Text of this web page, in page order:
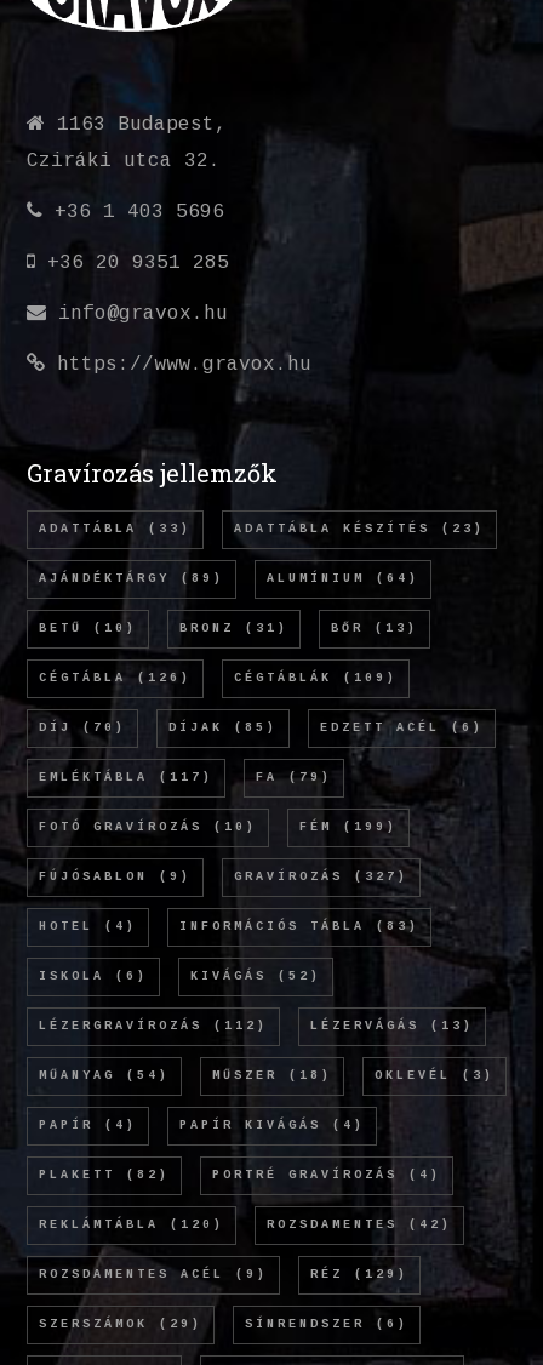
1163 Budapest,
Cziráki utca 32.
+36 1 403 5696
+36 20 9351 285
info@gravox.hu
https://www.gravox.hu
Gravírozás jellemzők
ADATTÁBLA (33) ADATTÁBLA KÉSZÍTÉS (23)
AJÁNDÉKTÁRGY (89) ALUMÍNIUM (64)
BETŰ (10) BRONZ (31) BŐR (13)
CÉGTÁBLA (126) CÉGTÁBLÁK (109)
DÍJ (70) DÍJAK (85) EDZETT ACÉL (6)
EMLÉKTÁBLA (117) FA (79)
FOTÓ GRAVÍROZÁS (10) FÉM (199)
FÚJÓSABLON (9) GRAVÍROZÁS (327)
HOTEL (4) INFORMÁCIÓS TÁBLA (83)
ISKOLA (6) KIVÁGÁS (52)
LÉZERGRAVÍROZÁS (112) LÉZERVÁGÁS (13)
MŰANYAG (54) MŰSZER (18) OKLEVÉL (3)
PAPÍR (4) PAPÍR KIVÁGÁS (4)
PLAKETT (82) PORTRÉ GRAVÍROZÁS (4)
REKLÁMTÁBLA (120) ROZSDAMENTES (42)
ROZSDAMENTES ACÉL (9) RÉZ (129)
SZERSZÁMOK (29) SÍNRENDSZER (6)